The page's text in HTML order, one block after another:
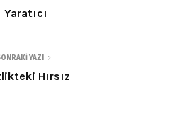
Yaratıcı
YAZI
Hırsız